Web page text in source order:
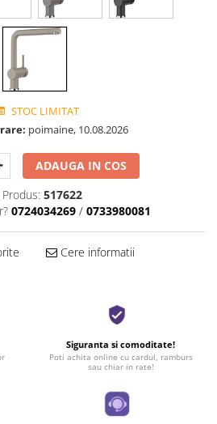
STOC LIMITAT
poimaine, 10.08.2026
ADAUGA IN COS
517622
0724034269 / 0733980081
Cere informatii
Siguranta si comoditate!
Poti achita online cu cardul, ramburs
sau chiar in rate!